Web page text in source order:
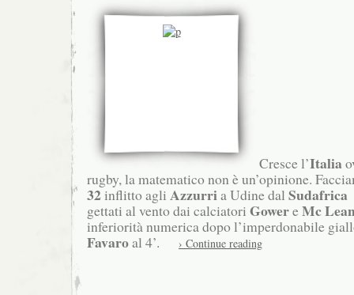
Cresce l’Italia
rugby, la matematico non è un’opinione.
32inflitto agli Azzurria Udine dal Sudafrica
gettati al vento dai calciatori GowereMc
inferiorità numerica dopo l’imperdonabile
Favaroal 4’. › Continue reading